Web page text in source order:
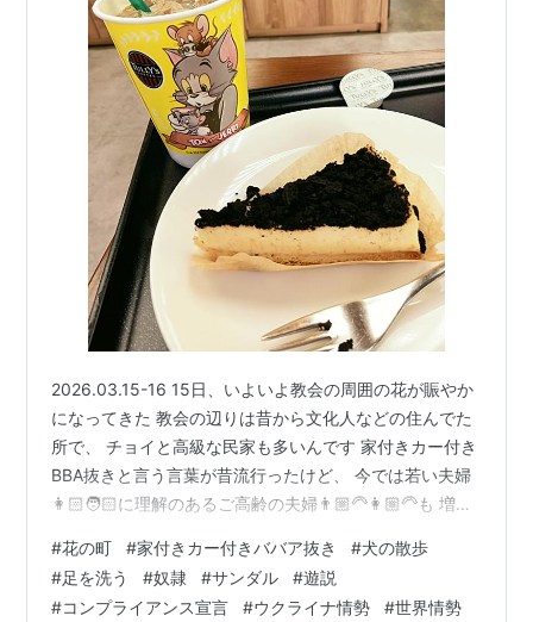
2026.03.15-16 15日、いよいよ教会の周囲の花が賑やか
になってきた 教会の辺りは昔から文化人などの住んでた
所で、 チョイと高級な民家も多いんです 家付きカー付き
BBA抜きと言う言葉が昔流行ったけど、 今では若い夫婦
👩🏻🧑🏻に理解のあるご高齢の夫婦👨🏼‍🦳👩🏼‍🦳も 増え
す そして道路に面した部分には 景観計画で美しい花を植
えることになっています また商店街の道路には 花咲かせ
隊が鉢に花を育ててくれていて とても美しい所です 店舗
#花の町 #家付きカー付きババア抜き #犬の散歩
#足を洗う #奴隷 #サンダル #遊説
#コンプライアンス宣言 #ウクライナ情勢 #世界情勢